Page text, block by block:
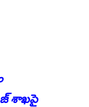
శాఖ‌పై